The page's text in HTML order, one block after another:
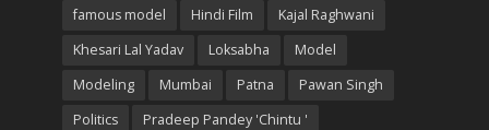
famous model
Hindi Film
Kajal Raghwani
Khesari Lal Yadav
Loksabha
Model
Modeling
Mumbai Patna
Pawan Singh
Politics
Pradeep Pandey 'Chintu '